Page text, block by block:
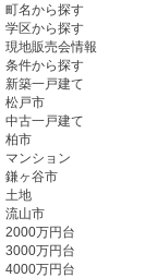
町名から探す
学区から探す
現地販売会情報
条件から探す
新築一戸建て
松戸市
中古一戸建て
柏市
マンション
鎌ヶ谷市
土地
流山市
2000万円台
3000万円台
4000万円台